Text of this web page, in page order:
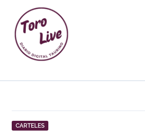
contenido
CARTELES